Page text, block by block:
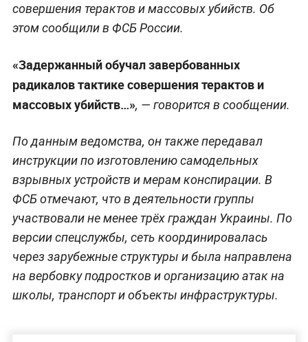
совершения терактов и массовых убийств. Об
этом сообщили в ФСБ России.
«Задержанный обучал завербованных
радикалов тактике совершения терактов и
массовых убийств…», — говорится в сообщении.
По данным ведомства, он также передавал
инструкции по изготовлению самодельных
взрывных устройств и мерам конспирации. В
ФСБ отмечают, что в деятельности группы
участвовали не менее трёх граждан Украины. По
версии спецслужбы, сеть координировалась
через зарубежные структуры и была направлена
на вербовку подростков и организацию атак на
школы, транспорт и объекты инфраструктуры.